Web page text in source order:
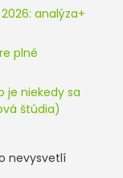
analýza+
plné
je niekedy sa
štúdia)
nevysvetlí